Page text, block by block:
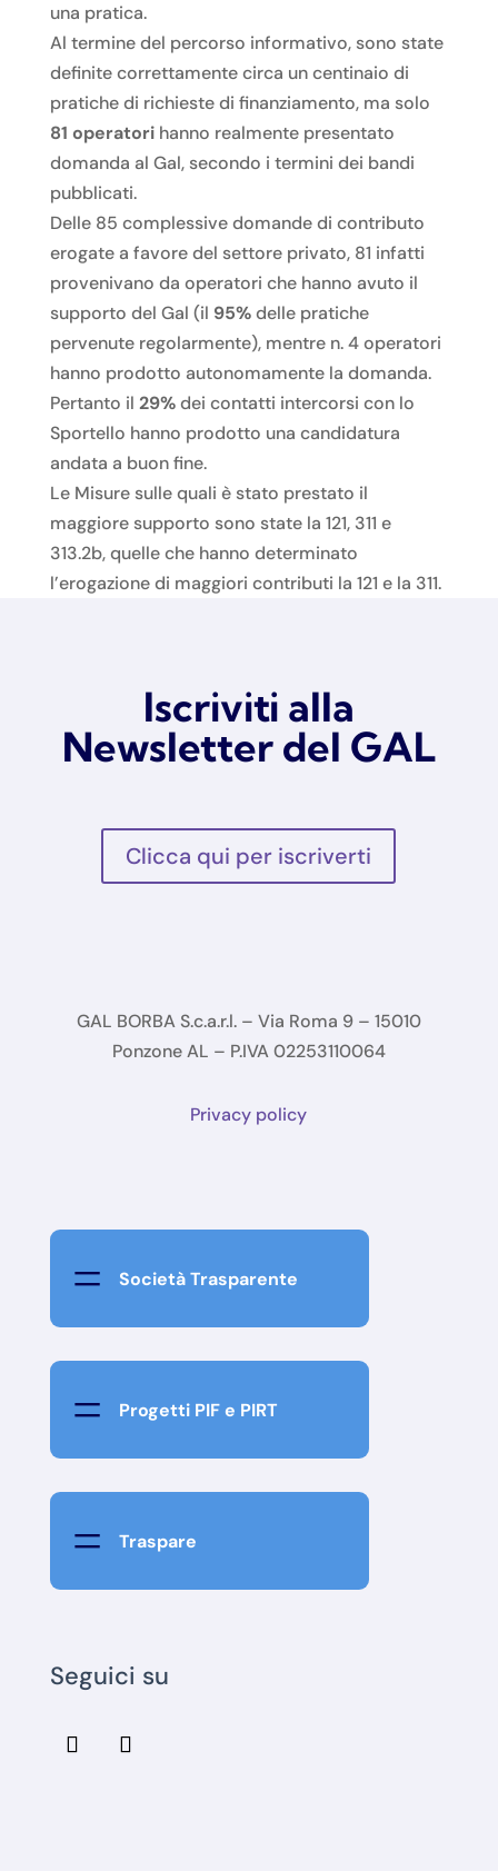
una pratica.
Al termine del percorso informativo, sono state
definite correttamente circa un centinaio di
pratiche di richieste di finanziamento, ma solo
81 operatorihanno realmente presentato
domanda al Gal, secondo i termini dei bandi
pubblicati.
Delle 85 complessive domande di contributo
erogate a favore del settore privato, 81 infatti
provenivano da operatori che hanno avuto il
supporto del Gal (il 95%delle pratiche
pervenute regolarmente), mentre n. 4 operatori
hanno prodotto autonomamente la domanda.
Pertanto il 29%dei contatti intercorsi con lo
Sportello hanno prodotto una candidatura
andata a buon fine.
Le Misure sulle quali è stato prestato il
maggiore supporto sono state la 121, 311 e
313.2b, quelle che hanno determinato
l’erogazione di maggiori contributi la 121 e la 311.
Iscriviti alla
Newsletter del GAL
Clicca qui per iscriverti
GAL BORBA S.c.a.r.l. – Via Roma 9 – 15010
Ponzone AL – P.IVA 02253110064
Privacy policy
= Società Trasparente
= Progetti PIF e PIRT
= Traspare
Seguici su